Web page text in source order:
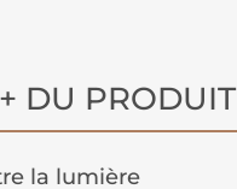
DU PRODUIT
la lumière